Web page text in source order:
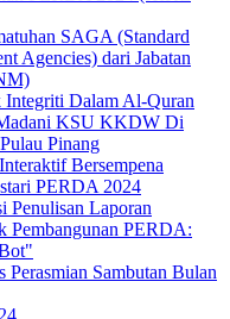
SAGA (Standard
Agencies) dari Jabatan
Integriti Dalam Al-Quran
KSU KKDW Di
Pinang
Bersempena
PERDA 2024
Penulisan Laporan
Pembangunan PERDA:
Sambutan Bulan